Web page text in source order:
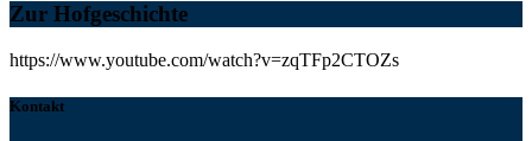
Zur Hofgeschichte
https://www.youtube.com/watch?v=zqTFp2CTOZs
Kontakt